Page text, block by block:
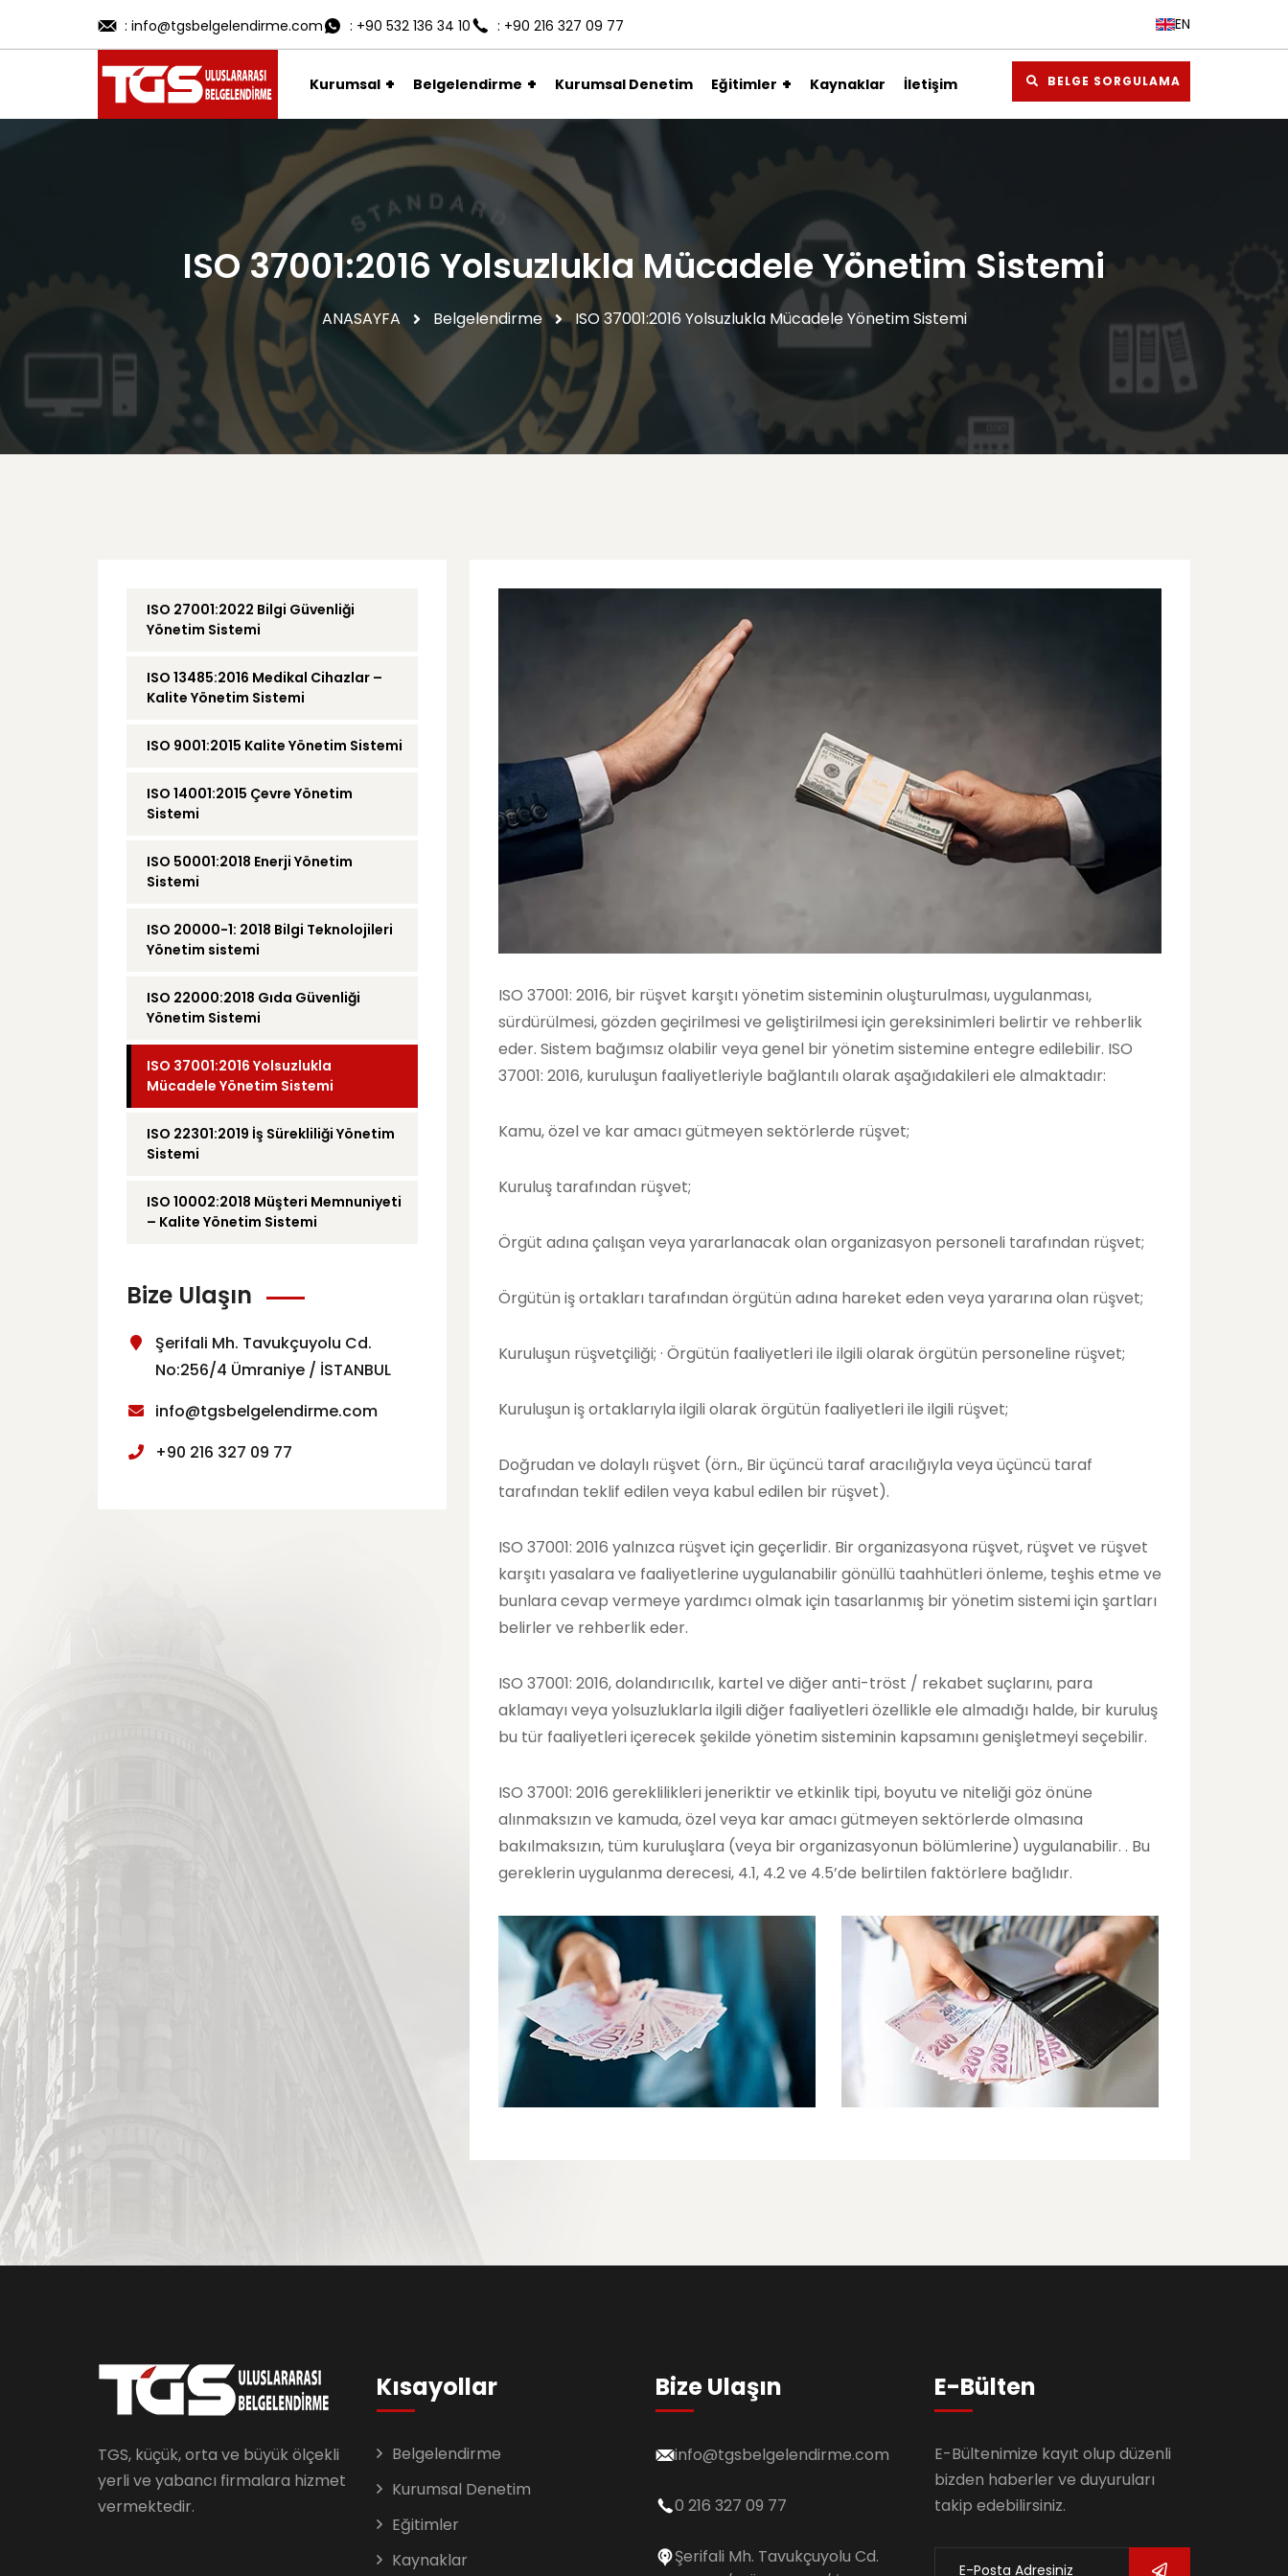
: info@tgsbelgelendirme.com : +90 532 136 34 10 : +90 216 327 09 77 EN
Kurumsal Belgelendirme Kurumsal Denetim Eğitimler Kaynaklar İletişim
BELGE SORGULAMA
SORGULAMA
ISO 37001:2016 Yolsuzlukla Mücadele Yönetim Sistemi
ANASAYFA Belgelendirme ISO 37001:2016 Yolsuzlukla Mücadele Yönetim Sistemi
ISO 27001:2022 Bilgi Güvenliği
Yönetim Sistemi
ISO 13485:2016 Medikal Cihazlar –
Kalite Yönetim Sistemi
ISO 9001:2015 Kalite Yönetim Sistemi
ISO 14001:2015 Çevre Yönetim
Sistemi
ISO 50001:2018 Enerji Yönetim
Sistemi
ISO 20000-1: 2018 Bilgi Teknolojileri
Yönetim sistemi
ISO 22000:2018 Gıda Güvenliği
Yönetim Sistemi
ISO 37001:2016 Yolsuzlukla
Mücadele Yönetim Sistemi
ISO 22301:2019 İş Sürekliliği Yönetim
Sistemi
ISO 10002:2018 Müşteri Memnuniyeti
– Kalite Yönetim Sistemi
Bize Ulaşın
Şerifali Mh. Tavukçuyolu Cd.
No:256/4 Ümraniye / İSTANBUL
info@tgsbelgelendirme.com
+90 216 327 09 77
ISO 37001: 2016, bir rüşvet karşıtı yönetim sisteminin oluşturulması, uygulanması,
sürdürülmesi, gözden geçirilmesi ve geliştirilmesi için gereksinimleri belirtir ve rehberlik
eder. Sistem bağımsız olabilir veya genel bir yönetim sistemine entegre edilebilir. ISO
37001: 2016, kuruluşun faaliyetleriyle bağlantılı olarak aşağıdakileri ele almaktadır:
Kamu, özel ve kar amacı gütmeyen sektörlerde rüşvet;
Kuruluş tarafından rüşvet;
Örgüt adına çalışan veya yararlanacak olan organizasyon personeli tarafından rüşvet;
Örgütün iş ortakları tarafından örgütün adına hareket eden veya yararına olan rüşvet;
Kuruluşun rüşvetçiliği; · Örgütün faaliyetleri ile ilgili olarak örgütün personeline rüşvet;
Kuruluşun iş ortaklarıyla ilgili olarak örgütün faaliyetleri ile ilgili rüşvet;
Doğrudan ve dolaylı rüşvet (örn., Bir üçüncü taraf aracılığıyla veya üçüncü taraf
tarafından teklif edilen veya kabul edilen bir rüşvet).
ISO 37001: 2016 yalnızca rüşvet için geçerlidir. Bir organizasyona rüşvet, rüşvet ve rüşvet
karşıtı yasalara ve faaliyetlerine uygulanabilir gönüllü taahhütleri önleme, teşhis etme ve
bunlara cevap vermeye yardımcı olmak için tasarlanmış bir yönetim sistemi için şartları
belirler ve rehberlik eder.
ISO 37001: 2016, dolandırıcılık, kartel ve diğer anti-tröst / rekabet suçlarını, para
aklamayı veya yolsuzluklarla ilgili diğer faaliyetleri özellikle ele almadığı halde, bir kuruluş
bu tür faaliyetleri içerecek şekilde yönetim sisteminin kapsamını genişletmeyi seçebilir.
ISO 37001: 2016 gereklilikleri jeneriktir ve etkinlik tipi, boyutu ve niteliği göz önüne
alınmaksızın ve kamuda, özel veya kar amacı gütmeyen sektörlerde olmasına
bakılmaksızın, tüm kuruluşlara (veya bir organizasyonun bölümlerine) uygulanabilir. . Bu
gereklerin uygulanma derecesi, 4.1, 4.2 ve 4.5’de belirtilen faktörlere bağlıdır.
TGS, küçük, orta ve büyük ölçekli
yerli ve yabancı firmalara hizmet
vermektedir.
Kısayollar
Belgelendirme
Kurumsal Denetim
Eğitimler
Kaynaklar
Bize Ulaşın
info@tgsbelgelendirme.com
0 216 327 09 77
Şerifali Mh. Tavukçuyolu Cd.
E-Bülten
E-Bültenimize kayıt olup düzenli
bizden haberler ve duyuruları
takip edebilirsiniz.